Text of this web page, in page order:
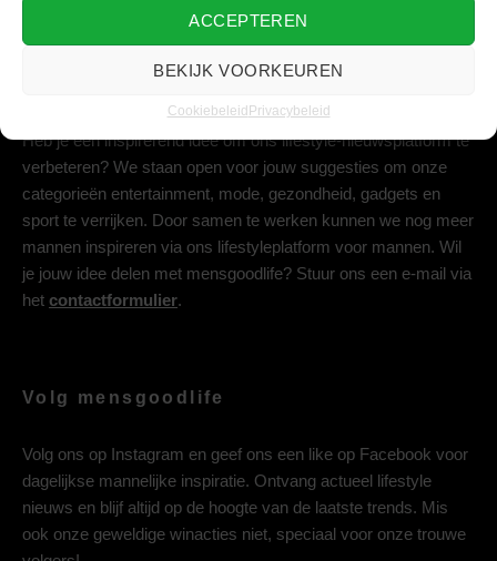
ACCEPTEREN
BEKIJK VOORKEUREN
Cookiebeleid Privacybeleid
Heb je een inspirerend idee om ons lifestyle-nieuwsplatform te
verbeteren? We staan open voor jouw suggesties om onze
categorieën entertainment, mode, gezondheid, gadgets en
sport te verrijken. Door samen te werken kunnen we nog meer
mannen inspireren via ons lifestyleplatform voor mannen. Wil
je jouw idee delen met mensgoodlife? Stuur ons een e-mail via
het contactformulier.
Volg mensgoodlife
Volg ons op Instagram en geef ons een like op Facebook voor
dagelijkse mannelijke inspiratie. Ontvang actueel lifestyle
nieuws en blijf altijd op de hoogte van de laatste trends. Mis
ook onze geweldige winacties niet, speciaal voor onze trouwe